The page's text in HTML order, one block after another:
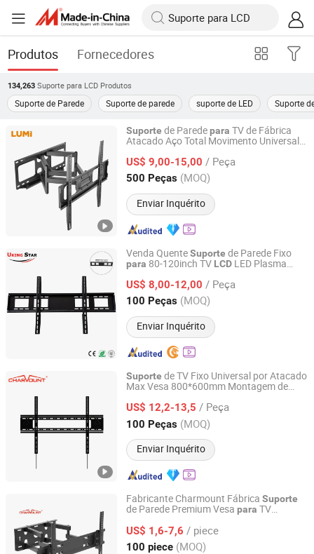
Produtos Fornecedores
134,263 Suporte para LCD Produtos
Suporte de Parede Suporte de parede suporte de LED Suporte
Suporte de Paredepara TV de Fábrica
Atacado Aço Total Movimento Universal
Parede ArticuladoparaTVs de Painel
Plano LED
LCD32"-75"
US$ 9,00-15,00 / Peça
500 Peças (MOQ)
Enviar Inquérito
Lumi Legend Corporation
Zhejiang, China Desde 2007
Venda QuenteSuporte de Parede Fixo
para 80-120inch TV LCD LED Plasma
US$ 8,00-12,00 / Peça
100 Peças (MOQ)
Enviar Inquérito
Hebei Uking Star Metal Products Co., Ltd.
Hebei, China Desde 2024
Suporte de TV Fixo Universal por Atacado
Max Vesa 800*600mm Montagem de
Montagem de TV
US$ 12,2-13,5 / Peça
100 Peças (MOQ)
Enviar Inquérito
Ningbo Charm-Tech Import and Export Corporation Ltd.
Zhejiang, China Desde 2007
Fabricante Charmount Fábrica Suporte
de Parede Premium Vesa para TV
LCD
US$ 1,6-7,6 / piece
100 piece (MOQ)
Ningbo Charm-Tech Import and Export Corporation Ltd.
Zhejiang, China Desde 2007